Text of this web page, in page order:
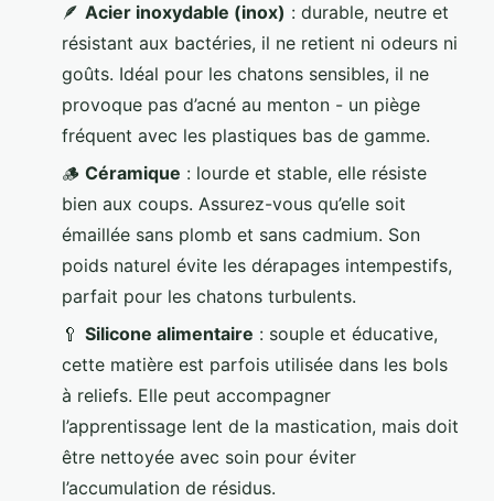
🪶 Acier inoxydable (inox) : durable, neutre et
résistant aux bactéries, il ne retient ni odeurs ni
goûts. Idéal pour les chatons sensibles, il ne
provoque pas d’acné au menton - un piège
fréquent avec les plastiques bas de gamme.
🪵 Céramique : lourde et stable, elle résiste
bien aux coups. Assurez-vous qu’elle soit
émaillée sans plomb et sans cadmium. Son
poids naturel évite les dérapages intempestifs,
parfait pour les chatons turbulents.
🥄 Silicone alimentaire : souple et éducative,
cette matière est parfois utilisée dans les bols
à reliefs. Elle peut accompagner
l’apprentissage lent de la mastication, mais doit
être nettoyée avec soin pour éviter
l’accumulation de résidus.